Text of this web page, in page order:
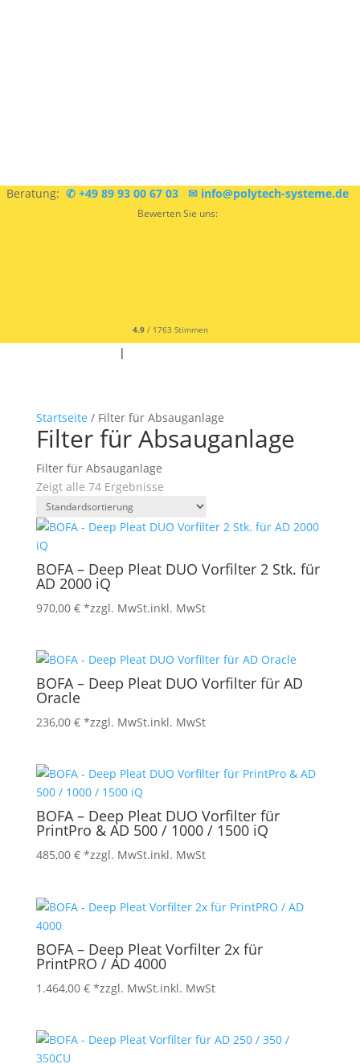
Beratung: ✆ +49 89 93 00 67 03 ✉ info@polytech-systeme.de
Bewerten Sie uns:
4.9/ 1763 Stimmen
|
Startseite / Filter für Absauganlage
Filter für Absauganlage
Filter für Absauganlage
Zeigt alle 74 Ergebnisse
BOFA – Deep Pleat DUO Vorfilter 2 Stk. für
AD 2000 iQ
970,00 € *zzgl. MwSt.inkl. MwSt
BOFA – Deep Pleat DUO Vorfilter für AD
Oracle
236,00 € *zzgl. MwSt.inkl. MwSt
BOFA – Deep Pleat DUO Vorfilter für
PrintPro & AD 500 / 1000 / 1500 iQ
485,00 € *zzgl. MwSt.inkl. MwSt
BOFA – Deep Pleat Vorfilter 2x für
PrintPRO / AD 4000
1.464,00 € *zzgl. MwSt.inkl. MwSt